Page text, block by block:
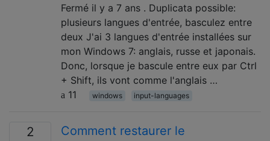
Fermé il y a 7 ans . Duplicata possible:
plusieurs langues d'entrée, basculez entre
deux J'ai 3 langues d'entrée installées sur
mon Windows 7: anglais, russe et japonais.
Donc, lorsque je bascule entre eux par Ctrl
+ Shift, ils vont comme l'anglais …
11
windows input-languages
2
Comment restaurer le